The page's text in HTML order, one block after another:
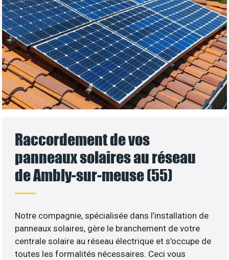
Raccordement de vos
panneaux solaires au réseau
de Ambly-sur-meuse (55)
Notre compagnie, spécialisée dans l’installation de
panneaux solaires, gère le branchement de votre
centrale solaire au réseau électrique et s’occupe de
toutes les formalités nécessaires. Ceci vous